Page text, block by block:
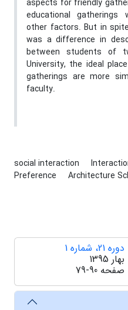
aspects for friendly
educational
other factors. But in
was a difference in
between students of
University, the ideal
gatherings are more
faculty.
social interaction
Preference
Architecture
دوره 21، شماره 1
بهار 1395
صفحه 79-90